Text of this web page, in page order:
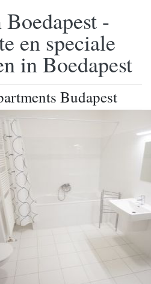
-
en speciale
in Boedapest
Budapest